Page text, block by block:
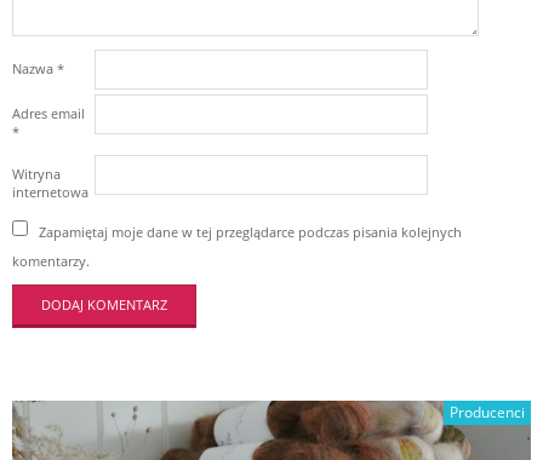
Nazwa *
Adres email
*
Witryna
internetowa
Zapamiętaj moje dane w tej przeglądarce podczas pisania kolejnych
komentarzy.
Producenci